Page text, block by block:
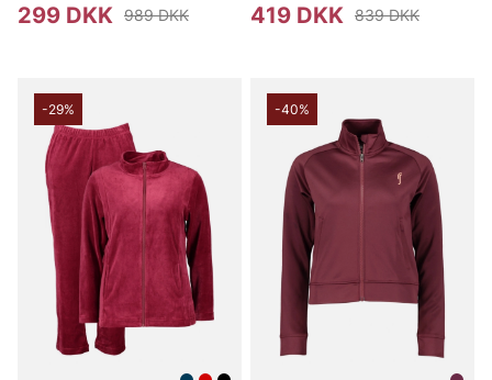
299 DKK 989 DKK 419 DKK 839 DKK
-29% -40%